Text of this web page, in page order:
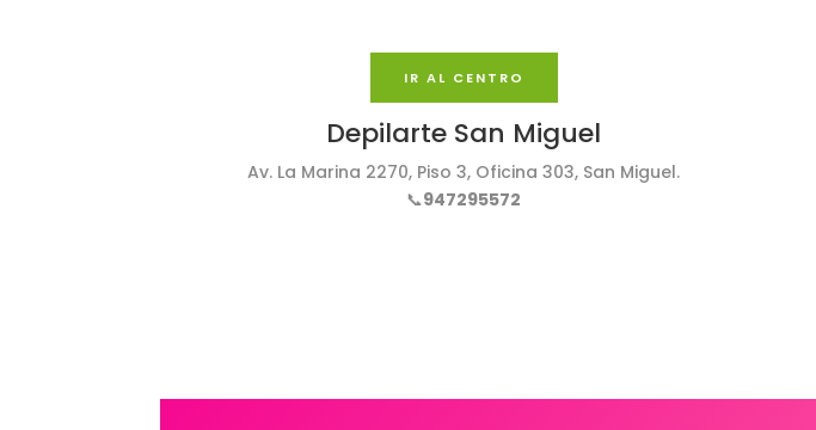
IR AL CENTRO
Depilarte San Miguel
Av. La Marina 2270, Piso 3, Oficina 303, San Miguel.
📞947295572